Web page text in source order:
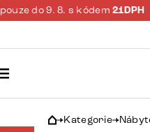
pouze do 9. 8. s kódem21DPH
Kategorie